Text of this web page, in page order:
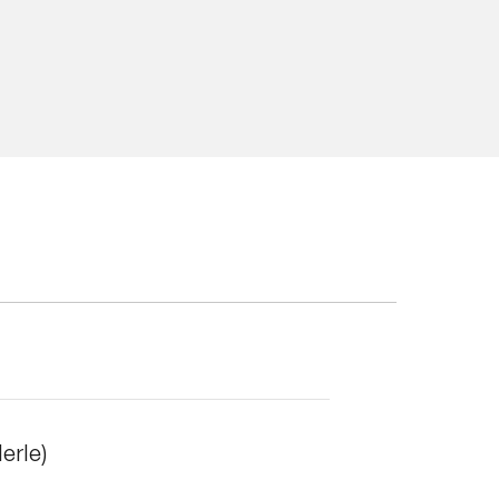
ilgili söyleşiler